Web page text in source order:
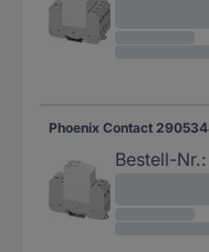
Bestell-Nr.: